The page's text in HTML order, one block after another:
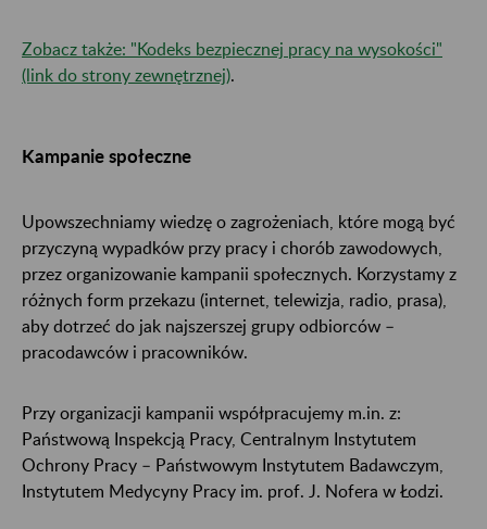
Zobacz także: "Kodeks bezpiecznej pracy na wysokości"
(link do strony zewnętrznej).
Kampanie społeczne
Upowszechniamy wiedzę o zagrożeniach, które mogą być
przyczyną wypadków przy pracy i chorób zawodowych,
przez organizowanie kampanii społecznych. Korzystamy z
różnych form przekazu (internet, telewizja, radio, prasa),
aby dotrzeć do jak najszerszej grupy odbiorców –
pracodawców i pracowników.
Przy organizacji kampanii współpracujemy m.in. z:
Państwową Inspekcją Pracy, Centralnym Instytutem
Ochrony Pracy – Państwowym Instytutem Badawczym,
Instytutem Medycyny Pracy im. prof. J. Nofera w Łodzi.